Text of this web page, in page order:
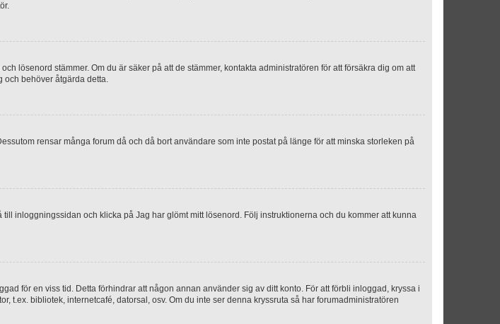
lösenord stämmer. Om du är säker på att de stämmer, kontakta administratören för att försäkra dig om att
och behöver åtgärda detta.
rensar många forum då och då bort användare som inte postat på länge för att minska storleken på
inloggningssidan och klicka på Jag har glömt mitt lösenord. Följ instruktionerna och du kommer att kunna
för en viss tid. Detta förhindrar att någon annan använder sig av ditt konto. För att förbli inloggad, kryssa i
t.ex. bibliotek, internetcafé, datorsal, osv. Om du inte ser denna kryssruta så har forumadministratören